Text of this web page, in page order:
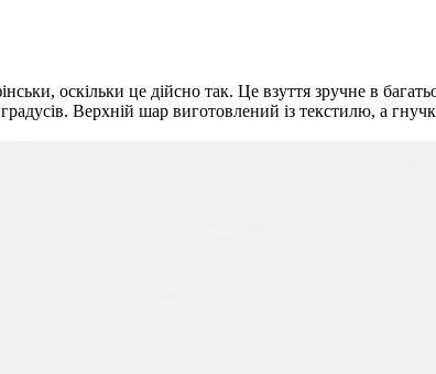
оскільки це дійсно так. Це взуття зручне в
Верхній шар виготовлений із текстилю, а